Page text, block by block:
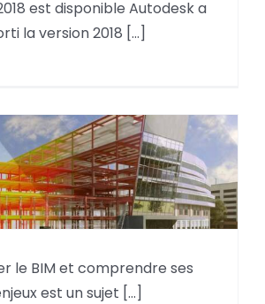
2018 est disponible
est disponible Autodesk a
la version 2018 [...]
comprendre le BIM
le BIM et comprendre ses
est un sujet [...]